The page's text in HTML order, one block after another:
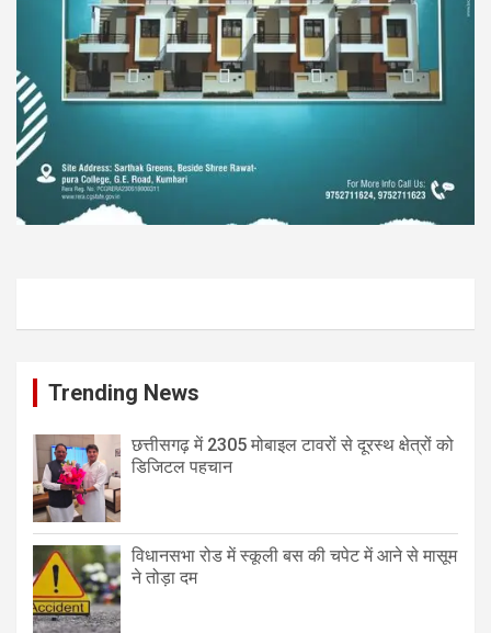
Trending News
छत्तीसगढ़ में 2305 मोबाइल टावरों से दूरस्थ क्षेत्रों को
डिजिटल पहचान
विधानसभा रोड में स्कूली बस की चपेट में आने से मासूम
ने तोड़ा दम